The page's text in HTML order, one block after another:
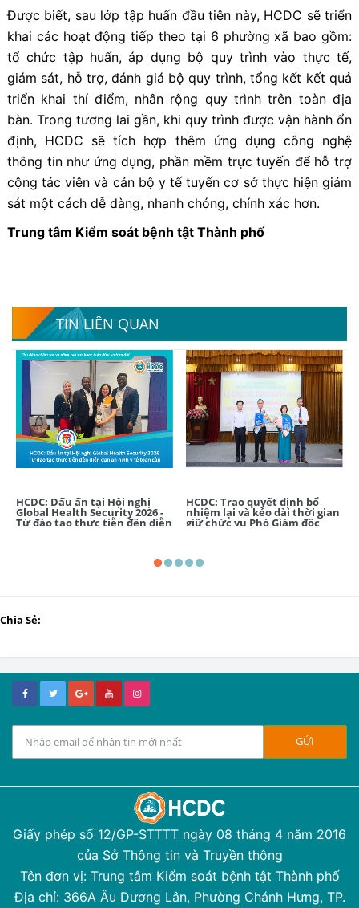
Được biết, sau lớp tập huấn đầu tiên này, HCDC sẽ triển
khai các hoạt động tiếp theo tại 6 phường xã bao gồm:
tổ chức tập huấn, áp dụng bộ quy trình vào thực tế,
giám sát, hỗ trợ, đánh giá bộ quy trình, tổng kết kết quả
triển khai thí điểm, nhân rộng quy trình trên toàn địa
bàn. Trong tương lai gần, khi quy trình được vận hành ổn
định, HCDC sẽ tích hợp thêm ứng dụng công nghệ
thông tin như ứng dụng, phần mềm trực tuyến để hỗ trợ
cộng tác viên và cán bộ y tế tuyến cơ sở thực hiện giám
sát một cách dễ dàng, nhanh chóng, chính xác hơn.
Trung tâm Kiểm soát bệnh tật Thành phố
TIN LIÊN QUAN
HCDC: Dấu ấn tại Hội nghị
Global Health Security 2026 -
Từ đào tạo thực tiễn đến diễn
HCDC: Trao quyết định bổ
nhiệm lại và kéo dài thời gian
giữ chức vụ Phó Giám đốc
Chia Sẻ:
Giấy phép số 12/GP-STTTT ngày 08 tháng 4 năm 2016
của Sở Thông tin và Truyền thông
Tên đơn vị: Trung tâm Kiểm soát bệnh tật Thành phố
Địa chỉ: 366A Âu Dương Lân, Phường Chánh Hưng, TP.